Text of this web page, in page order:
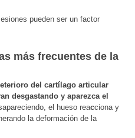
pueden ser un factor
más frecuentes de la
del cartílago articular
desgastando y aparezca el
el hueso reacciona y
la deformación de la